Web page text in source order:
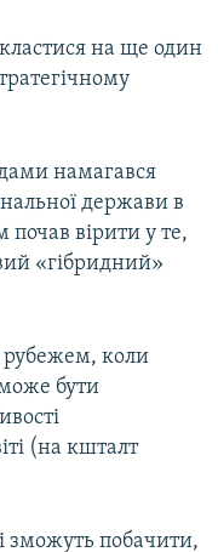
на ще один
намагався
держави в
почав вірити у те,
«гібридний»
рубежем, коли
бути
(на кшталт
зможуть побачити,